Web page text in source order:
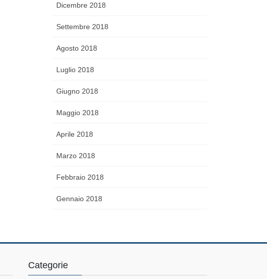
Dicembre 2018
Settembre 2018
Agosto 2018
Luglio 2018
Giugno 2018
Maggio 2018
Aprile 2018
Marzo 2018
Febbraio 2018
Gennaio 2018
Categorie